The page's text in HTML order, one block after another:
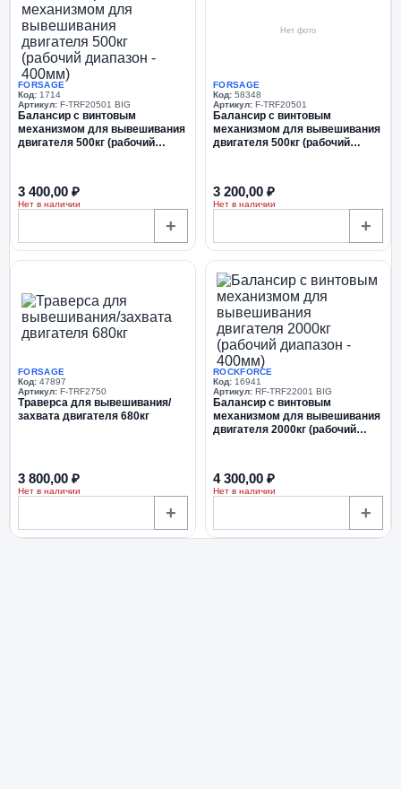
FORSAGE
Код: 1714
Артикул: F-TRF20501 BIG
Балансир с винтовым
механизмом для вывешивания
двигателя 500кг (рабочий
3 400,00 ₽
Нет в наличии
+
Нет фото
FORSAGE
Код: 58348
Артикул: F-TRF20501
Балансир с винтовым
механизмом для вывешивания
двигателя 500кг (рабочий
3 200,00 ₽
Нет в наличии
+
FORSAGE
Код: 47897
Артикул: F-TRF2750
Траверса для вывешивания/
захвата двигателя 680кг
3 800,00 ₽
Нет в наличии
+
ROCKFORCE
Код: 16941
Артикул: RF-TRF22001 BIG
Балансир с винтовым
механизмом для вывешивания
двигателя 2000кг (рабочий
4 300,00 ₽
Нет в наличии
+